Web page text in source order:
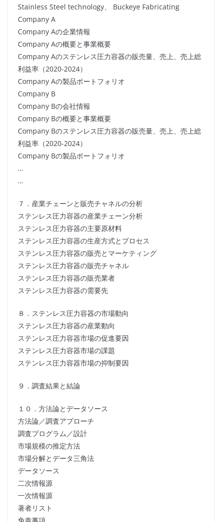
Stainless Steel technology、 Buckeye Fabricating
Company A
Company Aの企業情報
Company Aの概要と事業概要
Company Aのステンレス圧力容器の販売量、売上、売上総
利益率（2020-2024）
Company Aの製品ポートフォリオ
Company B
Company Bの会社情報
Company Bの概要と事業概要
Company Bのステンレス圧力容器の販売量、売上、売上総
利益率（2020-2024）
Company Bの製品ポートフォリオ
…
…
７．産業チェーンと販売チャネルの分析
ステンレス圧力容器の産業チェーン分析
ステンレス圧力容器の主要原材料
ステンレス圧力容器の生産方式とプロセス
ステンレス圧力容器の販売とマーケティング
ステンレス圧力容器の販売チャネル
ステンレス圧力容器の販売業者
ステンレス圧力容器の需要先
８．ステンレス圧力容器の市場動向
ステンレス圧力容器の産業動向
ステンレス圧力容器市場の促進要因
ステンレス圧力容器市場の課題
ステンレス圧力容器市場の抑制要因
９．調査結果と結論
１０．方法論とデータソース
方法論／調査アプローチ
調査プログラム／設計
市場規模の推定方法
市場分解とデータ三角法
データソース
二次情報源
一次情報源
著者リスト